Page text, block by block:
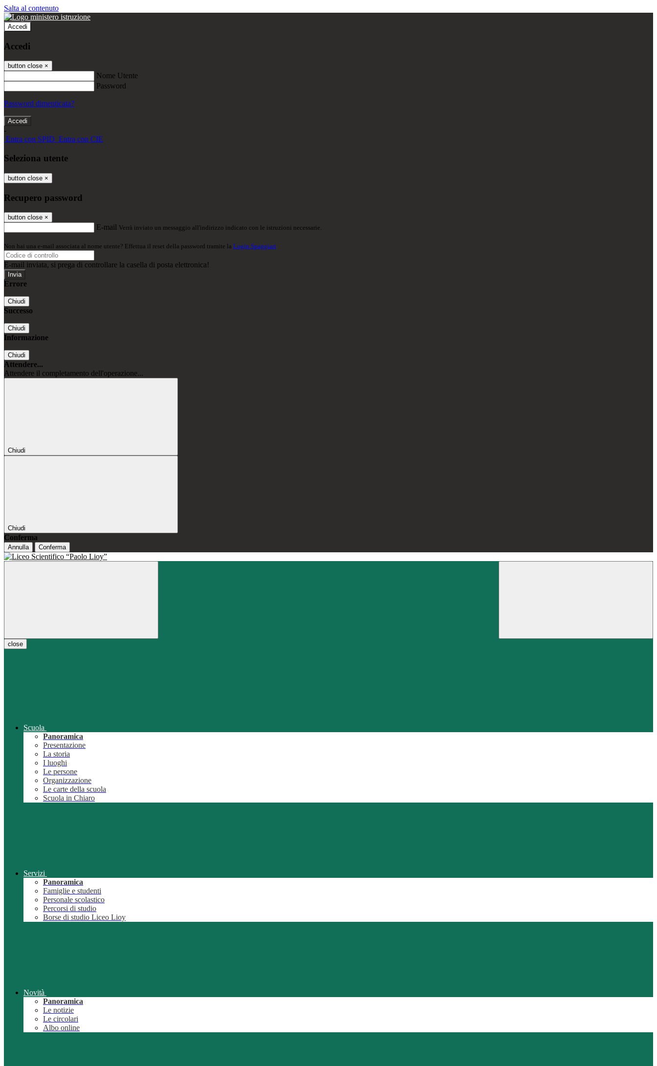
Salta al contenuto
Accedi
Accedi
button close ×
Nome Utente
Password
Password dimenticata?
-
Entra con SPID Entra con CIE
Seleziona utente
button close ×
Recupero password
button close ×
E-mail Verrà inviato un messaggio all'indirizzo indicato con le istruzioni necessarie.
Non hai una e-mail associata al nome utente? Effettua il reset della password tramite la Login Spaggiari
E-mail inviata, si prega di controllare la casella di posta elettronica!
Errore
Chiudi
Successo
Chiudi
Informazione
Chiudi
Attendere...
Attendere il completamento dell'operazione...
Chiudi
Chiudi
Conferma
Annulla Conferma
close
Scuola
Panoramica
Presentazione
La storia
I luoghi
Le persone
Organizzazione
Le carte della scuola
Scuola in Chiaro
Servizi
Panoramica
Famiglie e studenti
Personale scolastico
Percorsi di studio
Borse di studio Liceo Lioy
Novità
Panoramica
Le notizie
Le circolari
Albo online